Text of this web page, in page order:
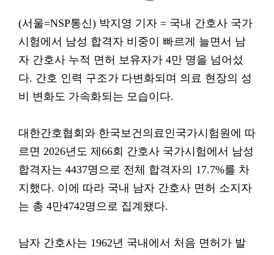
(서울=NSP통신) 박지영 기자 = 국내 간호사 국가
시험에서 남성 합격자 비중이 빠르게 늘면서 남
자 간호사 누적 면허 보유자가 4만 명을 넘어섰
다. 간호 인력 구조가 다변화되며 의료 현장의 성
비 변화도 가속화되는 모습이다.
대한간호협회와 한국보건의료인국가시험원에 따
르면 2026년도 제66회 간호사 국가시험에서 남성
합격자는 4437명으로 전체 합격자의 17.7%를 차
지했다. 이에 따라 국내 남자 간호사 면허 소지자
는 총 4만4742명으로 집계됐다.
남자 간호사는 1962년 국내에서 처음 면허가 발